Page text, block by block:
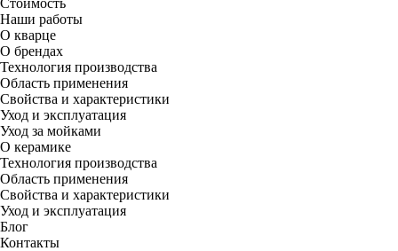
Стоимость
Наши работы
О кварце
О брендах
Технология производства
Область применения
Свойства и характеристики
Уход и эксплуатация
Уход за мойками
О керамике
Технология производства
Область применения
Свойства и характеристики
Уход и эксплуатация
Блог
Контакты